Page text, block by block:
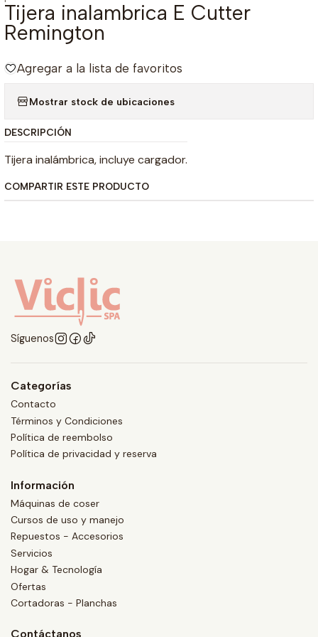
Tijera inalambrica E Cutter
Remington
Agregar a la lista de favoritos
Mostrar stock de ubicaciones
DESCRIPCIÓN
Tijera inalámbrica, incluye cargador.
COMPARTIR ESTE PRODUCTO
Síguenos
Categorías
Contacto
Términos y Condiciones
Política de reembolso
Política de privacidad y reserva
Información
Máquinas de coser
Cursos de uso y manejo
Repuestos - Accesorios
Servicios
Hogar & Tecnología
Ofertas
Cortadoras - Planchas
Contáctanos